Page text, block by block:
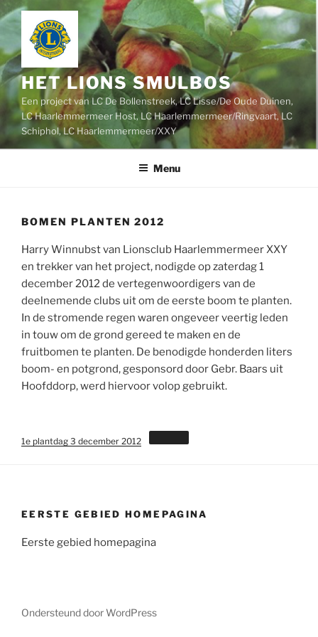
Ga
naar
inhoud
HET LIONS SMULBOS
Een project van LC De Bollenstreek, LC Lisse/De Oude Duinen,
LC Haarlemmermeer Host, LC Haarlemmermeer/Ringvaart, LC
Schiphol, LC Haarlemmermeer/XXY
Menu
BOMEN PLANTEN 2012
Harry Winnubst van Lionsclub Haarlemmermeer XXY
en trekker van het project, nodigde op zaterdag 1
december 2012 de vertegenwoordigers van de
deelnemende clubs uit om de eerste boom te planten.
In de stromende regen waren ongeveer veertig leden
in touw om de grond gereed te maken en de
fruitbomen te planten. De benodigde honderden liters
boom- en potgrond, gesponsord door Gebr. Baars uit
Hoofddorp, werd hiervoor volop gebruikt.
1e plantdag 3 december 2012
EERSTE GEBIED HOMEPAGINA
Eerste gebied homepagina
Ondersteund door WordPress